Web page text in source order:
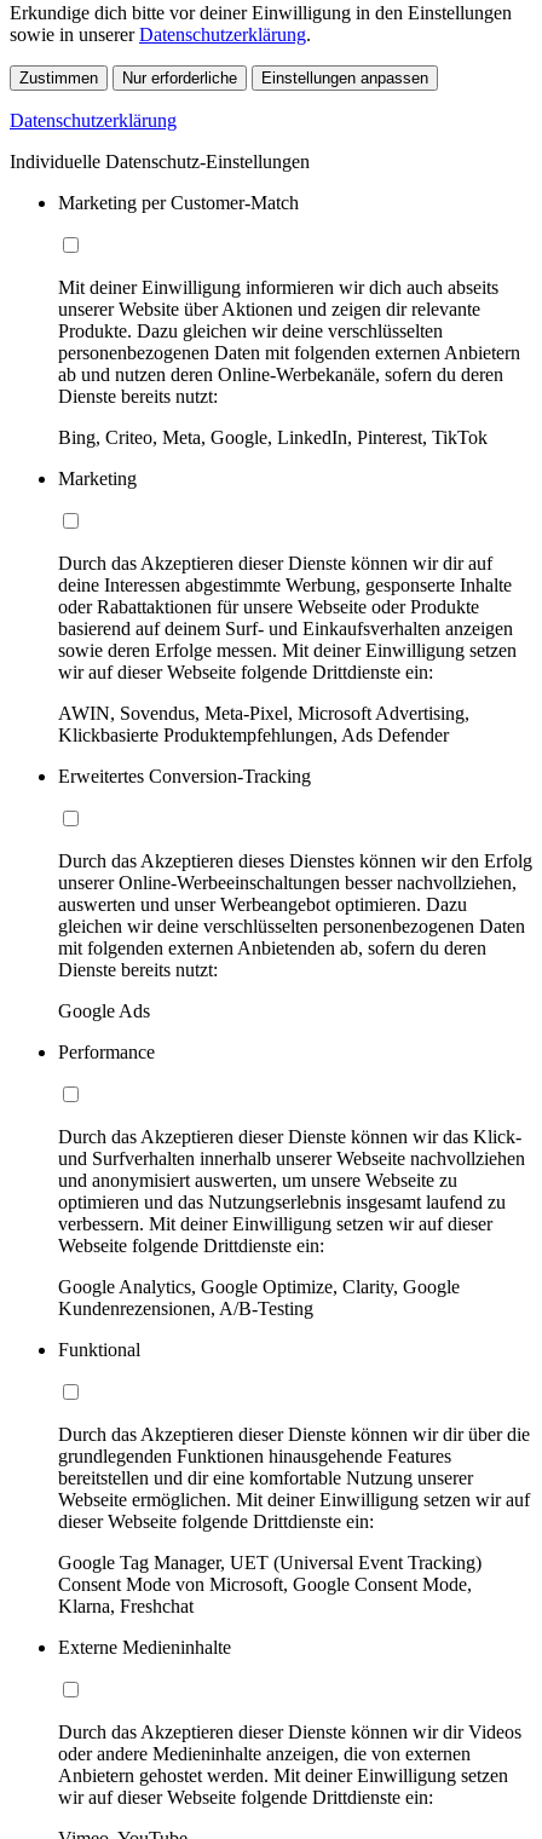
Erkundige dich bitte vor deiner Einwilligung in den Einstellungen
sowie in unsererDatenschutzerklärung.
Zustimmen Nur erforderliche Einstellungen anpassen
Datenschutzerklärung
Individuelle Datenschutz-Einstellungen
Marketing per Customer-Match
Mit deiner Einwilligung informieren wir dich auch abseits
unserer Website über Aktionen und zeigen dir relevante
Produkte. Dazu gleichen wir deine verschlüsselten
personenbezogenen Daten mit folgenden externen Anbietern
ab und nutzen deren Online-Werbekanäle, sofern du deren
Dienste bereits nutzt:
Bing, Criteo, Meta, Google, LinkedIn, Pinterest, TikTok
Marketing
Durch das Akzeptieren dieser Dienste können wir dir auf
deine Interessen abgestimmte Werbung, gesponserte Inhalte
oder Rabattaktionen für unsere Webseite oder Produkte
basierend auf deinem Surf- und Einkaufsverhalten anzeigen
sowie deren Erfolge messen. Mit deiner Einwilligung setzen
wir auf dieser Webseite folgende Drittdienste ein:
AWIN, Sovendus, Meta-Pixel, Microsoft Advertising,
Klickbasierte Produktempfehlungen, Ads Defender
Erweitertes Conversion-Tracking
Durch das Akzeptieren dieses Dienstes können wir den Erfolg
unserer Online-Werbeeinschaltungen besser nachvollziehen,
auswerten und unser Werbeangebot optimieren. Dazu
gleichen wir deine verschlüsselten personenbezogenen Daten
mit folgenden externen Anbietenden ab, sofern du deren
Dienste bereits nutzt:
Google Ads
Performance
Durch das Akzeptieren dieser Dienste können wir das Klick-
und Surfverhalten innerhalb unserer Webseite nachvollziehen
und anonymisiert auswerten, um unsere Webseite zu
optimieren und das Nutzungserlebnis insgesamt laufend zu
verbessern. Mit deiner Einwilligung setzen wir auf dieser
Webseite folgende Drittdienste ein:
Google Analytics, Google Optimize, Clarity, Google
Kundenrezensionen, A/B-Testing
Funktional
Durch das Akzeptieren dieser Dienste können wir dir über die
grundlegenden Funktionen hinausgehende Features
bereitstellen und dir eine komfortable Nutzung unserer
Webseite ermöglichen. Mit deiner Einwilligung setzen wir auf
dieser Webseite folgende Drittdienste ein:
Google Tag Manager, UET (Universal Event Tracking)
Consent Mode von Microsoft, Google Consent Mode,
Klarna, Freshchat
Externe Medieninhalte
Durch das Akzeptieren dieser Dienste können wir dir Videos
oder andere Medieninhalte anzeigen, die von externen
Anbietern gehostet werden. Mit deiner Einwilligung setzen
wir auf dieser Webseite folgende Drittdienste ein: